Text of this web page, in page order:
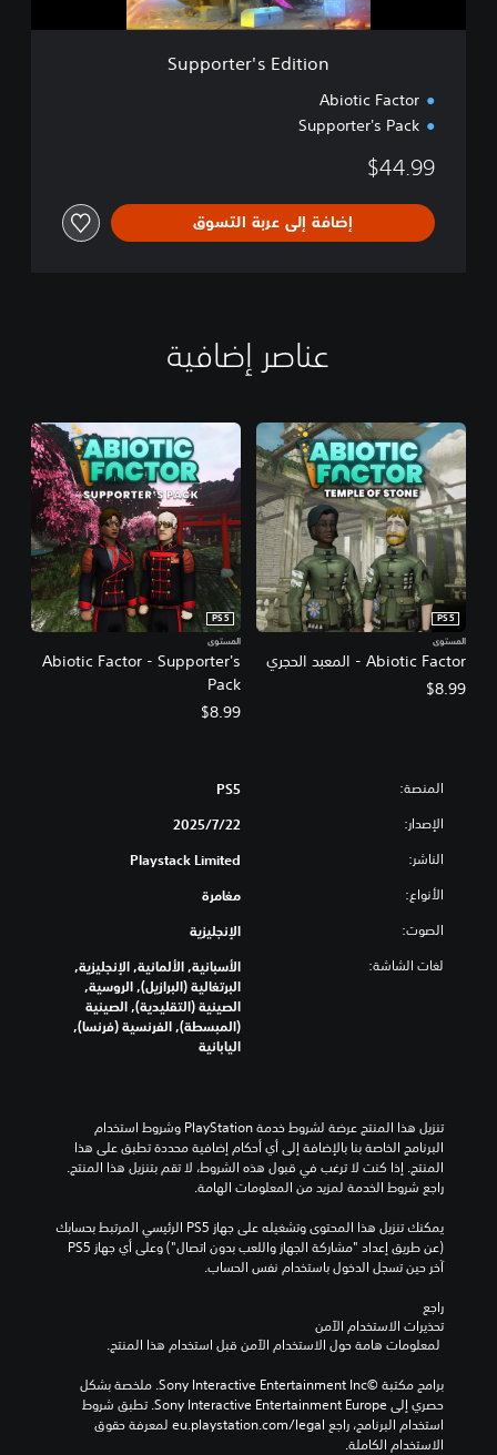
E
Supporter's Edition
Abiotic Factor
Supporter's Pack
$44.99
إضافة إلى عربة التسوق
عناصر إضافية
Abiotic Factor - المعبد الحجري
PS5
المستوى
$8.99
Abiotic Factor - Supporter's
Pack
PS5
المستوى
$8.99
المنصة: PS5
الإصدار: 22‏/7‏/2025
الناشر: Playstack Limited
الأنواع: مغامرة
الصوت: الإنجليزية
لغات الشاشة:
الأسبانية, الألمانية, الإنجليزية,
البرتغالية (البرازيل), الروسية,
الصينية (التقليدية), الصينية
(المبسطة), الفرنسية (فرنسا),
اليابانية
راجع شروط الخدمة لمزيد من المعلومات الهامة.
آخر حين تسجل الدخول باستخدام نفس الحساب.
راجع
تحذيرات الاستخدام الآمن
الاستخدام الكاملة.